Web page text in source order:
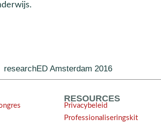
researchED Amsterdam 2016
RESOURCES
Privacybeleid
Professionaliseringskit